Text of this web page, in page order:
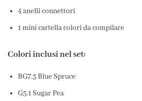
4 anelli connettori
1 mini cartella colori da compilare
Colori inclusi nel set:
BG7.3 Blue Spruce
G5.1 Sugar Pea